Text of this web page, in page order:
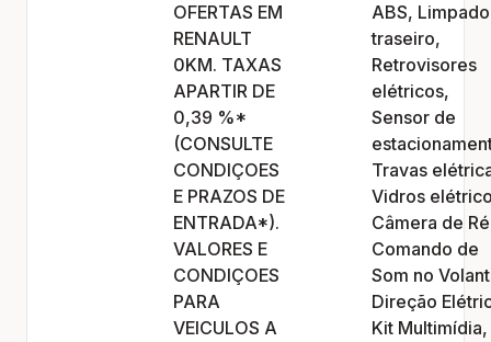
OFERTAS EM
RENAULT
0KM. TAXAS
APARTIR DE
0,39 %*
(CONSULTE
CONDIÇOES
E PRAZOS DE
ENTRADA*).
VALORES E
CONDIÇOES
PARA
VEICULOS A
ABS,
traseiro,
Retrovisores
elétricos,
Sensor de
Travas
Vidros
Câmera de
Comando de
Som no
Direção
Kit Multimídia,